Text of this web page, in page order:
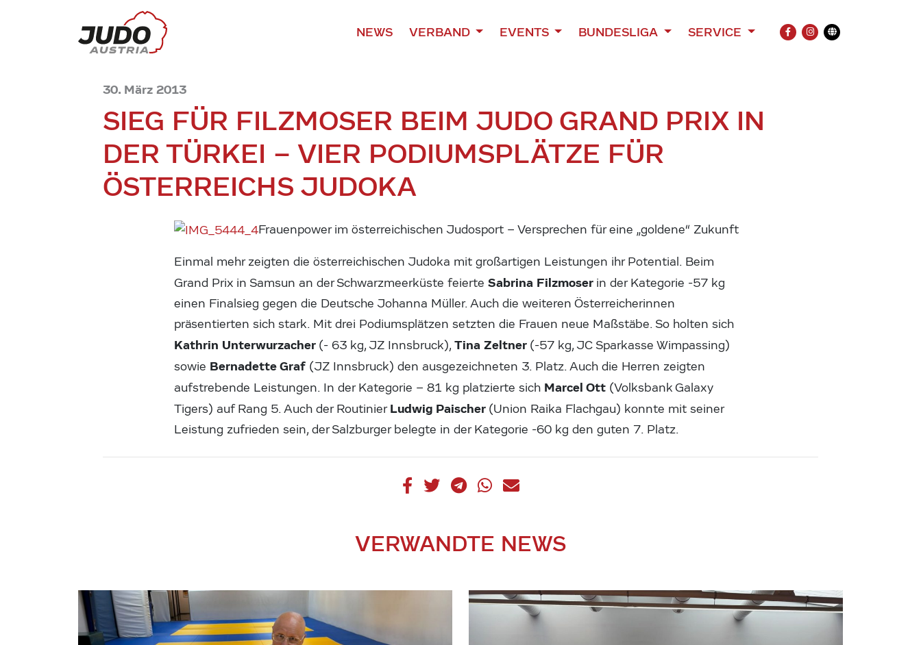
NEWS VERBAND EVENTS BUNDESLIGA SERVICE
FACEBOOK
INSTAGRAM
Übersetzung
30. März 2013
SIEG FÜR FILZMOSER BEIM JUDO GRAND PRIX IN
DER TÜRKEI – VIER PODIUMSPLÄTZE FÜR
ÖSTERREICHS JUDOKA
Frauenpower im österreichischen Judosport – Versprechen für eine „goldene“ Zukunft
Einmal mehr zeigten die österreichischen Judoka mit großartigen Leistungen ihr Potential. Beim
Grand Prix in Samsun an der Schwarzmeerküste feierteSabrina Filzmoser in der Kategorie -57 kg
einen Finalsieg gegen die Deutsche Johanna Müller. Auch die weiteren Österreicherinnen
präsentierten sich stark. Mit drei Podiumsplätzen setzten die Frauen neue Maßstäbe. So holten sich
Kathrin Unterwurzacher (- 63 kg, JZ Innsbruck),Tina Zeltner (-57 kg, JC Sparkasse Wimpassing)
sowie Bernadette Graf (JZ Innsbruck) den ausgezeichneten 3. Platz. Auch die Herren zeigten
aufstrebende Leistungen. In der Kategorie – 81 kg platzierte sich Marcel Ott (Volksbank Galaxy
Tigers) auf Rang 5. Auch der RoutinierLudwig Paischer (Union Raika Flachgau) konnte mit seiner
Leistung zufrieden sein, der Salzburger belegte in der Kategorie -60 kg den guten 7. Platz.
VERWANDTE NEWS